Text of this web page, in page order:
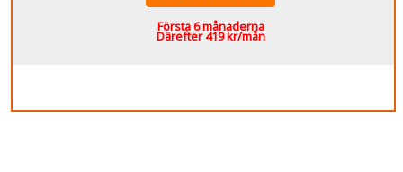
Första 6 månaderna
Därefter 419 kr/mån